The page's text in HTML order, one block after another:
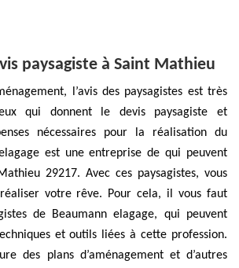
paysagiste à Saint Mathieu
l’avis des paysagistes est très
qui donnent le devis paysagiste et
nécessaires pour la réalisation du
est une entreprise de qui peuvent
29217. Avec ces paysagistes, vous
réaliser votre rêve. Pour cela, il vous faut
de Beaumann elagage, qui peuvent
et outils liées à cette profession.
des plans d’aménagement et d’autres